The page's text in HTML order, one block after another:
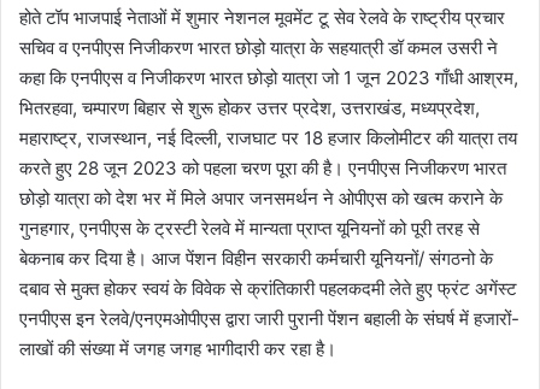
होते टॉप भाजपाई नेताओं में शुमार नेशनल मूवमेंट टू सेव रेलवे के राष्ट्रीय प्रचार
सचिव व एनपीएस निजीकरण भारत छोड़ो यात्रा के सहयात्री डॉ कमल उसरी ने
कहा कि एनपीएस व निजीकरण भारत छोड़ो यात्रा जो 1 जून 2023 गाँधी आश्रम,
भितरहवा, चम्पारण बिहार से शुरू होकर उत्तर प्रदेश, उत्तराखंड, मध्यप्रदेश,
महाराष्ट्र, राजस्थान, नई दिल्ली, राजघाट पर 18 हजार किलोमीटर की यात्रा तय
करते हुए 28 जून 2023 को पहला चरण पूरा की है। एनपीएस निजीकरण भारत
छोड़ो यात्रा को देश भर में मिले अपार जनसमर्थन ने ओपीएस को खत्म कराने के
गुनहगार, एनपीएस के ट्रस्टी रेलवे में मान्यता प्राप्त यूनियनों को पूरी तरह से
बेकनाब कर दिया है। आज पेंशन विहीन सरकारी कर्मचारी यूनियनों/ संगठनो के
दबाव से मुक्त होकर स्वयं के विवेक से क्रांतिकारी पहलकदमी लेते हुए फ्रंट अगेंस्ट
एनपीएस इन रेलवे/एनएमओपीएस द्वारा जारी पुरानी पेंशन बहाली के संघर्ष में हजारों-
लाखों की संख्या में जगह जगह भागीदारी कर रहा है।